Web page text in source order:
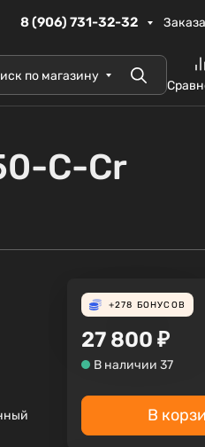
8 (906) 731-32-32
по магазину Поиск
C-Cr
+278 БОНУСОВ
27 800 ₽
В наличии 37
В